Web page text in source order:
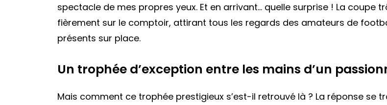
spectacle de mes propres yeux. Et en arrivant… quelle surprise ! La coupe
fièrement sur le comptoir, attirant tous les regards des amateurs de
présents sur place.
Un trophée d’exception entre les mains d’un
Mais comment ce trophée prestigieux s’est-il retrouvé là ? La réponse se